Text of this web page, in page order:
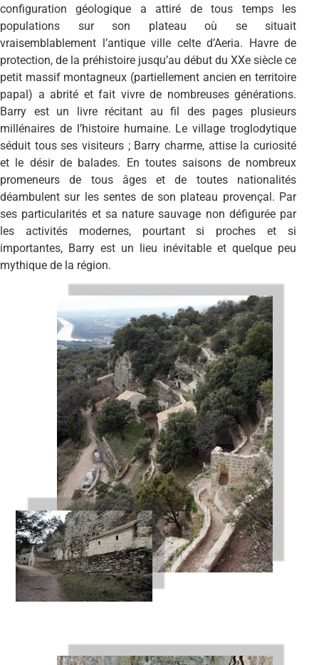
configuration géologique a attiré de tous temps les
populations sur son plateau où se situait
vraisemblablement l’antique ville celte d’Aeria. Havre de
protection, de la préhistoire jusqu’au début du XXe siècle ce
petit massif montagneux (partiellement ancien en territoire
papal) a abrité et fait vivre de nombreuses générations.
Barry est un livre récitant au fil des pages plusieurs
millénaires de l’histoire humaine. Le village troglodytique
séduit tous ses visiteurs ; Barry charme, attise la curiosité
et le désir de balades. En toutes saisons de nombreux
promeneurs de tous âges et de toutes nationalités
déambulent sur les sentes de son plateau provençal. Par
ses particularités et sa nature sauvage non défigurée par
les activités modernes, pourtant si proches et si
importantes, Barry est un lieu inévitable et quelque peu
mythique de la région.